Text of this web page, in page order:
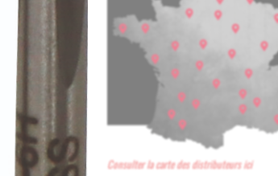
Consulter la carte des distributeurs ici